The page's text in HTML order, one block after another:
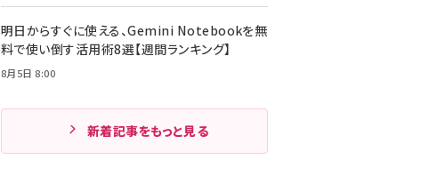
明日からすぐに使える、Gemini Notebookを無
料で使い倒す活用術8選【週間ランキング】
8月5日 8:00
新着記事をもっと見る